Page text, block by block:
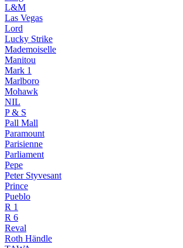
L&M
Las Vegas
Lord
Lucky Strike
Mademoiselle
Manitou
Mark 1
Marlboro
Mohawk
NIL
P & S
Pall Mall
Paramount
Parisienne
Parliament
Pepe
Peter Styvesant
Prince
Pueblo
R 1
R 6
Reval
Roth Händle